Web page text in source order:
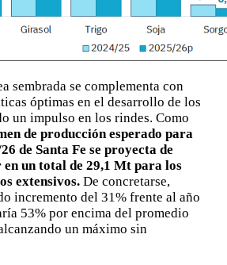
sembrada se complementa con
óptimas en el desarrollo de los
un impulso en los rindes. Como
de producción esperado para
de Santa Fe se proyecta de
un total de 29,1 Mt para los
extensivos. De concretarse,
incremento del 31% frente al año
53% por encima del promedio
un máximo sin